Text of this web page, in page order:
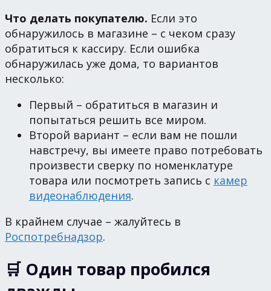
Что делать покупателю. Если это
обнаружилось в магазине – с чеком сразу
обратиться к кассиру. Если ошибка
обнаружилась уже дома, то вариантов
несколько:
Первый – обратиться в магазин и
попытаться решить все миром.
Второй вариант – если вам не пошли
навстречу, вы имеете право потребовать
произвести сверку по номенклатуре
товара или посмотреть запись с камер
видеонаблюдения.
В крайнем случае – жалуйтесь в
Роспотребнадзор.
🛒 Один товар пробился